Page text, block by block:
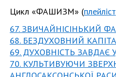
Цикл «ФАШИЗМ» (плейліст
67. ЗВИЧАЙНІСІНЬКИЙ
68. БЕЗДУХОВНИЙ
69. ДУХОВНІСТЬ ЗАВДАЄ
70. КУЛЬТИВУЮЧИ